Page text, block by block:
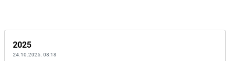
2025
24.10.2025. 08:18